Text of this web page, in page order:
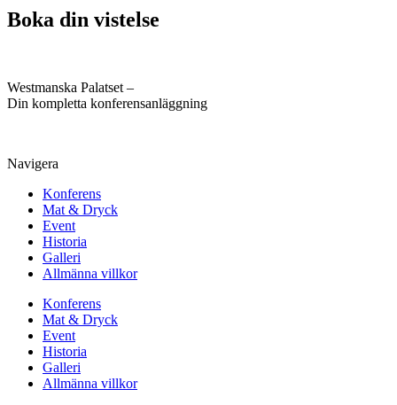
Boka din vistelse
Westmanska Palatset –
Din kompletta konferensanläggning
Navigera
Konferens
Mat & Dryck
Event
Historia
Galleri
Allmänna villkor
Konferens
Mat & Dryck
Event
Historia
Galleri
Allmänna villkor